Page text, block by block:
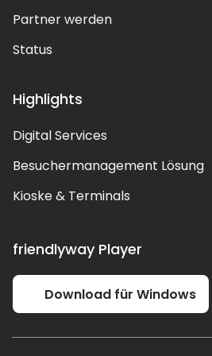
Partner werden
Status
Highlights
Digital Services
Besuchermanagement Lösung
Kioske & Terminals
friendlyway Player
Download für Windows